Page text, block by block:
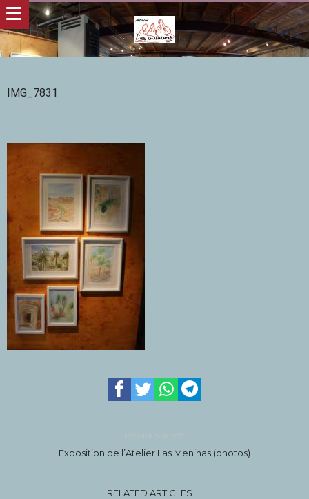
IMG_7831
Previous article
Exposition de l’Atelier Las Meninas (photos)
RELATED ARTICLES